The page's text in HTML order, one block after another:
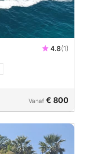
4.8(1)
Vanaf € 800